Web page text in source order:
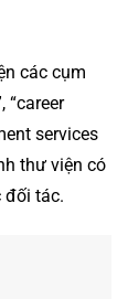
các cụm
“career
services
thư viện có
đối tác.